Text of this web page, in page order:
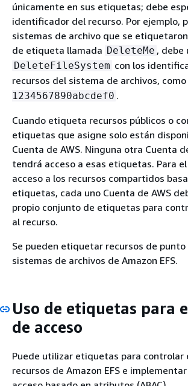
únicamente en sus etiquetas; debe
identificador del recurso. Por ejemplo,
sistemas de archivo que se
de etiqueta llamada DeleteMe , debe
DeleteFileSystem con los
recursos del sistema de archivos, como
1234567890abcdef0 .
Cuando etiqueta recursos públicos o
etiquetas que asigne solo están
Cuenta de AWS. Ninguna otra Cuenta
tendrá acceso a esas etiquetas. Para
acceso a los recursos compartidos
etiquetas, cada uno Cuenta de AWS
propio conjunto de etiquetas para
al recurso.
Se pueden etiquetar recursos de punto
sistemas de archivos de Amazon EFS.
Uso de etiquetas para
de acceso
Puede utilizar etiquetas para controlar
recursos de Amazon EFS e